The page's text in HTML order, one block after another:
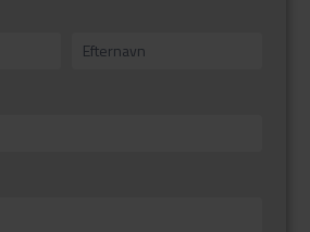
Hvad